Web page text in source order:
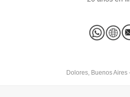
Dolores, Buenos Aires